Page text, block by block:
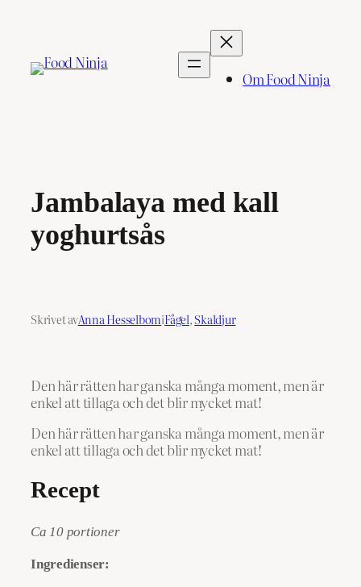
innehåll
Om Food Ninja
Jambalaya med kall
yoghurtsås
Skrivet avAnna HesselbomiFågel, Skaldjur
Den här rätten har ganska många moment, men är
enkel att tillaga och det blir mycket mat!
Den här rätten har ganska många moment, men är
enkel att tillaga och det blir mycket mat!
Recept
Ca 10 portioner
Ingredienser: